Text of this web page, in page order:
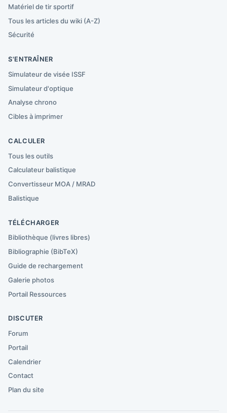
Matériel de tir sportif
Tous les articles du wiki (A-Z)
Sécurité
S'ENTRAÎNER
Simulateur de visée ISSF
Simulateur d'optique
Analyse chrono
Cibles à imprimer
CALCULER
Tous les outils
Calculateur balistique
Convertisseur MOA / MRAD
Balistique
TÉLÉCHARGER
Bibliothèque (livres libres)
Bibliographie (BibTeX)
Guide de rechargement
Galerie photos
Portail Ressources
DISCUTER
Forum
Portail
Calendrier
Contact
Plan du site